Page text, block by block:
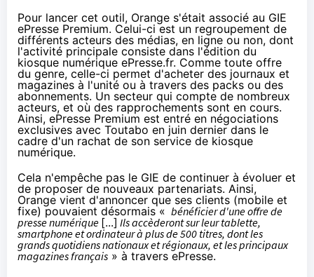
Pour lancer cet outil, Orange s'était associé au GIE
ePresse Premium. Celui-ci est un regroupement de
différents acteurs des médias, en ligne ou non, dont
l'activité principale consiste dans l'édition du
kiosque numérique ePresse.fr. Comme toute offre
du genre, celle-ci permet d'acheter des journaux et
magazines à l'unité ou à travers des packs ou des
abonnements. Un secteur qui compte de nombreux
acteurs, et où des rapprochements sont en cours.
Ainsi, ePresse Premium est entré en négociations
exclusives avec Toutabo en juin dernierdans le
cadre d'un rachat de son service de kiosque
numérique.
Cela n'empêche pas le GIE de continuer à évoluer et
de proposer de nouveaux partenariats. Ainsi,
Orange vient d'annoncer que ses clients (mobile et
fixe) pouvaient désormais « bénéficier d'une offre de
presse numérique [...] Ils accèderont sur leur tablette,
smartphone et ordinateur à plus de 500 titres, dont les
grands quotidiens nationaux et régionaux, et les principaux
magazines français » à travers ePresse.